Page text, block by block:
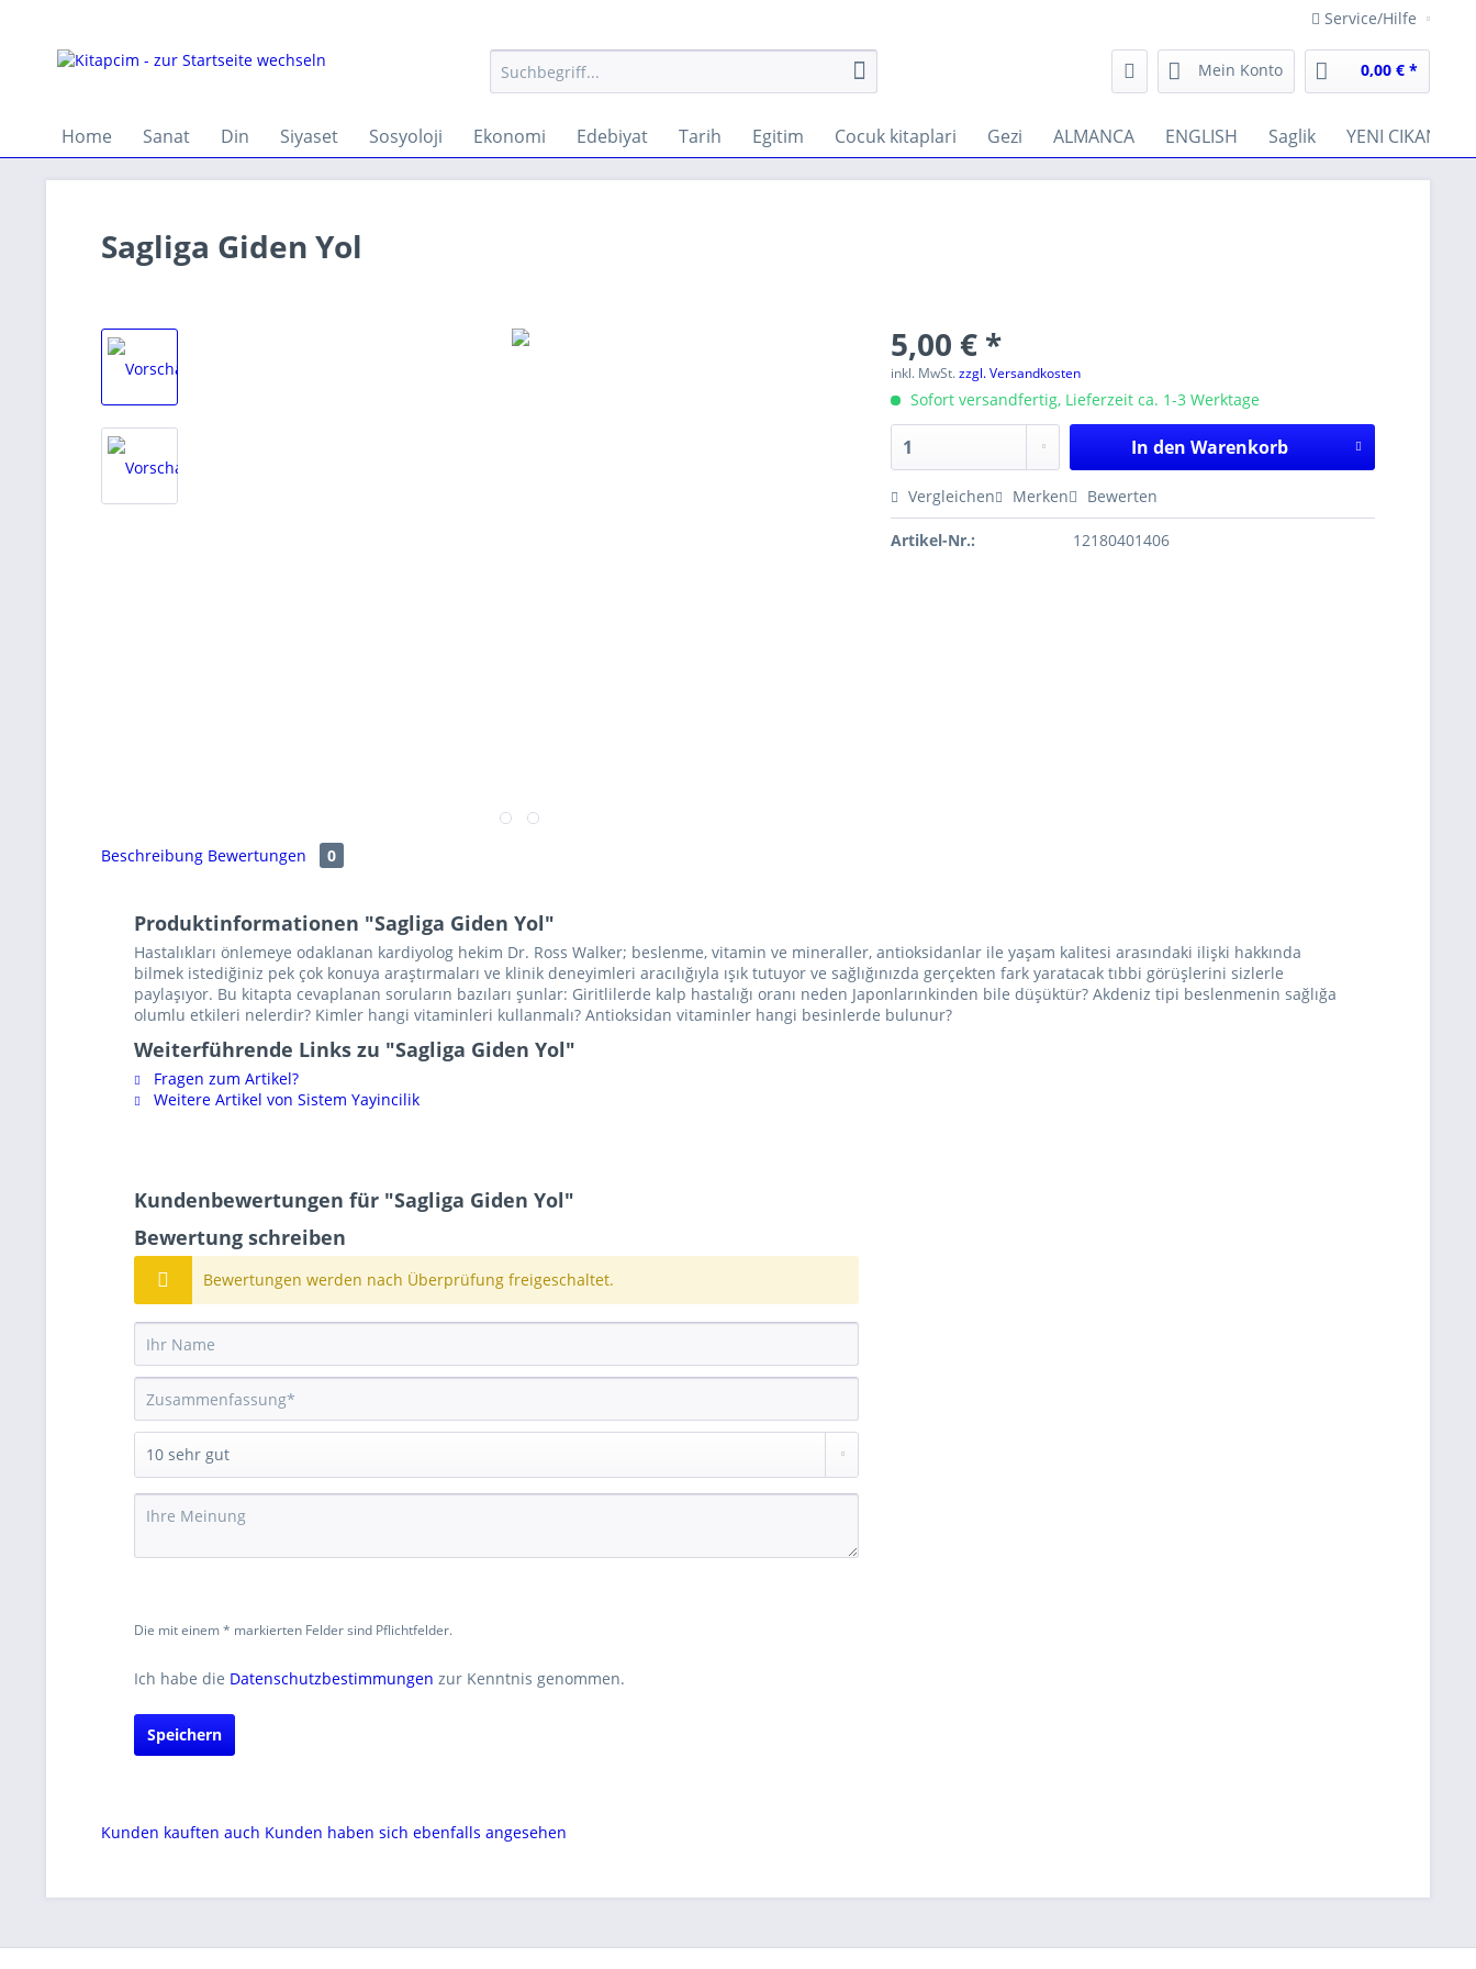
Service/Hilfe
Mein Konto 0,00 € *
Home Sanat Din Siyaset Sosyoloji Ekonomi Edebiyat Tarih Egitim Cocuk kitaplari Gezi ALMANCA ENGLISH Saglik YENI CIKANLAR
Sagliga Giden Yol
5,00 € *
inkl. MwSt.zzgl. Versandkosten
Sofort versandfertig, Lieferzeit ca. 1-3 Werktage
In den Warenkorb
Vergleichen Merken Bewerten
Artikel-Nr.: 12180401406
Beschreibung Bewertungen 0
Produktinformationen "Sagliga Giden Yol"
Hastalıkları önlemeye odaklanan kardiyolog hekim Dr. Ross Walker; beslenme, vitamin ve mineraller, antioksidanlar ile yaşam kalitesi arasındaki ilişki hakkında
bilmek istediğiniz pek çok konuya araştırmaları ve klinik deneyimleri aracılığıyla ışık tutuyor ve sağlığınızda gerçekten fark yaratacak tıbbi görüşlerini sizlerle
paylaşıyor. Bu kitapta cevaplanan soruların bazıları şunlar: Giritlilerde kalp hastalığı oranı neden Japonlarınkinden bile düşüktür? Akdeniz tipi beslenmenin sağlığa
olumlu etkileri nelerdir? Kimler hangi vitaminleri kullanmalı? Antioksidan vitaminler hangi besinlerde bulunur?
Weiterführende Links zu "Sagliga Giden Yol"
Fragen zum Artikel?
Weitere Artikel von Sistem Yayincilik
Kundenbewertungen für "Sagliga Giden Yol"
Bewertung schreiben
Bewertungen werden nach Überprüfung freigeschaltet.
Die mit einem * markierten Felder sind Pflichtfelder.
Ich habe die Datenschutzbestimmungen zur Kenntnis genommen.
Speichern
Kunden kauften auch Kunden haben sich ebenfalls angesehen